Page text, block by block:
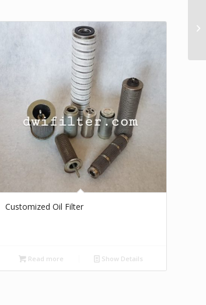
Customized Oil Filter
Read more Show Details